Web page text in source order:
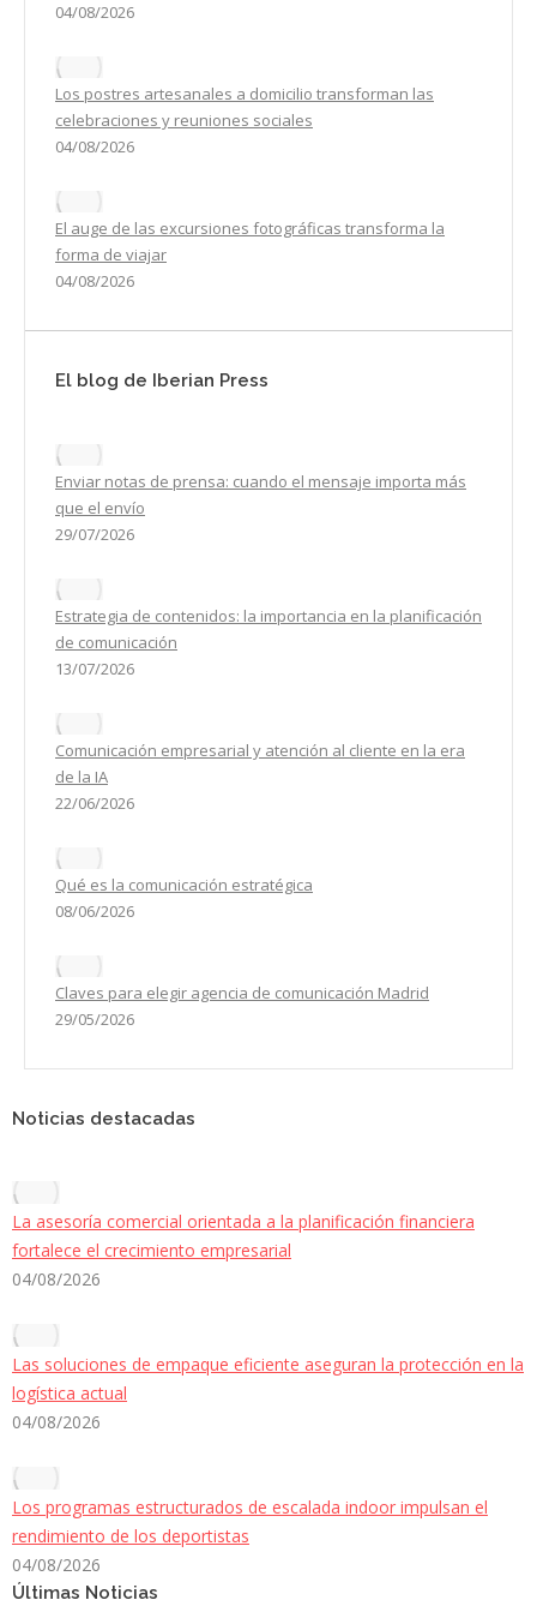
04/08/2026
Los postres artesanales a domicilio transforman las
celebraciones y reuniones sociales
04/08/2026
El auge de las excursiones fotográficas transforma la
forma de viajar
04/08/2026
El blog de Iberian Press
Enviar notas de prensa: cuando el mensaje importa más
que el envío
29/07/2026
Estrategia de contenidos: la importancia en la planificación
de comunicación
13/07/2026
Comunicación empresarial y atención al cliente en la era
de la IA
22/06/2026
Qué es la comunicación estratégica
08/06/2026
Claves para elegir agencia de comunicación Madrid
29/05/2026
Noticias destacadas
La asesoría comercial orientada a la planificación financiera
fortalece el crecimiento empresarial
04/08/2026
Las soluciones de empaque eficiente aseguran la protección en la
logística actual
04/08/2026
Los programas estructurados de escalada indoor impulsan el
rendimiento de los deportistas
04/08/2026
Últimas Noticias